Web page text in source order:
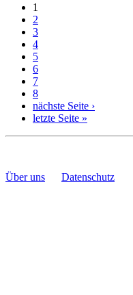
1
2
3
4
5
6
7
8
nächste Seite ›
letzte Seite »
Über uns Datenschutz